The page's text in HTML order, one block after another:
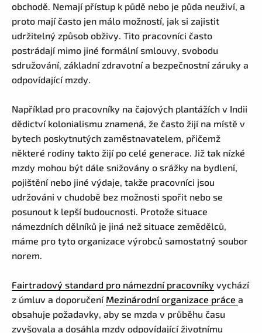
obchodě. Nemají přístup k půdě nebo je půda neuživí, a
proto mají často jen málo možností, jak si zajistit
udržitelný způsob obživy. Tito pracovníci často
postrádají mimo jiné formální smlouvy, svobodu
sdružování, základní zdravotní a bezpečnostní záruky a
odpovídající mzdy.
Například pro pracovníky na čajových plantážích v Indii
dědictví kolonialismu znamená, že často žijí na místě v
bytech poskytnutých zaměstnavatelem, přičemž
některé rodiny takto žijí po celé generace. Již tak nízké
mzdy mohou být dále snižovány o srážky na bydlení,
pojištění nebo jiné výdaje, takže pracovníci jsou
udržováni v chudobě bez možnosti spořit nebo se
posunout k lepší budoucnosti. Protože situace
námezdních dělníků je jiná než situace zemědělců,
máme pro tyto organizace výrobců samostatný soubor
norem.
Fairtradový standard pro námezdní pracovníky vychází
z úmluv a doporučení Mezinárodní organizace práce a
obsahuje požadavky, aby se mzda v průběhu času
zvyšovala a dosáhla mzdy odpovídající životnímu